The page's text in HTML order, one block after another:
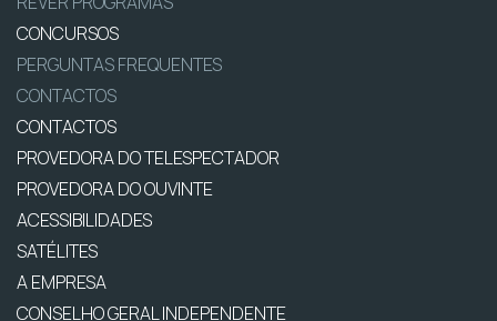
CONCURSOS
PERGUNTAS FREQUENTES
CONTACTOS
CONTACTOS
PROVEDORA DO TELESPECTADOR
PROVEDORA DO OUVINTE
ACESSIBILIDADES
SATÉLITES
A EMPRESA
CONSELHO GERAL INDEPENDENTE